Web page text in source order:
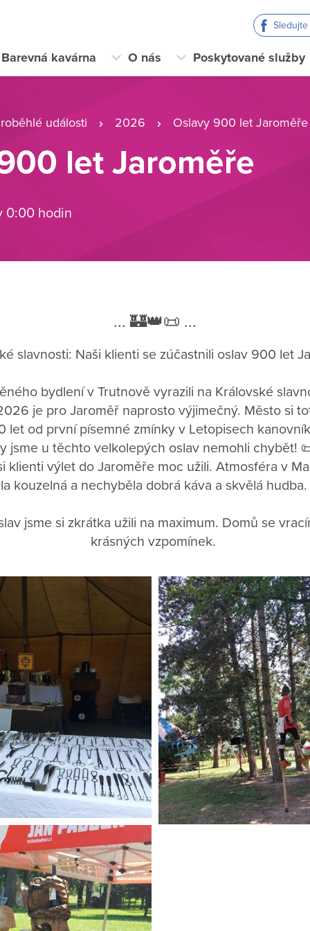
Barevná kavárna O nás Poskytované služby
události 2026 Oslavy 900 let Jaroměře
let Jaroměře
0:00 hodin
... 🏰👑📜 ...
slavnosti: Naši klienti se zúčastnili oslav 900 let
bydlení v Trutnově vyrazili na Královské
je pro Jaroměř naprosto výjimečný. Město si
let od první písemné zmínky v Letopisech
jsme u těchto velkolepých oslav nemohli chybět!
klienti výlet do Jaroměře moc užili. Atmosféra v
kouzelná a nechyběla dobrá káva a skvělá
jsme si zkrátka užili na maximum. Domů se
krásných vzpomínek.